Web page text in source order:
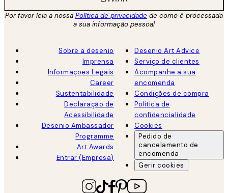
Por favor leia a nossa Política de privacidade de como é processada
a sua informação pessoal
Sobre a desenio
Imprensa
Informações Legais
Career
Sustentabilidade
Declaração de
Acessibilidade
Desenio Ambassador
Programme
Art Awards
Entrar (Empresa)
Desenio Art Advice
Serviço de clientes
Acompanhe a sua
encomenda
Condições de compra
Política de
confidencialidade
Cookies
Pedido de
cancelamento de
encomenda
Gerir cookies